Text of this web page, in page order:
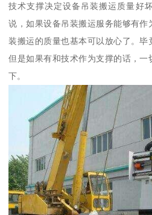
技术支撑决定设备吊装搬运质量好
说，如果设备吊装搬运服务能够有作
装搬运的质量也基本可以放心了。毕
但是如果有和技术作为支撑的话，
下。